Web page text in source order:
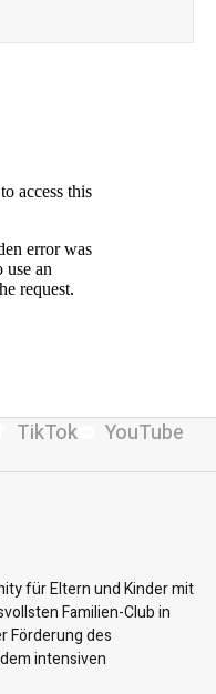
TikTok YouTube
für Eltern und Kinder mit
Familien-Club in
Förderung des
intensiven